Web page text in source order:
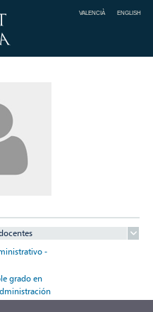
VALENCIÀ ENGLISH
-
grado en